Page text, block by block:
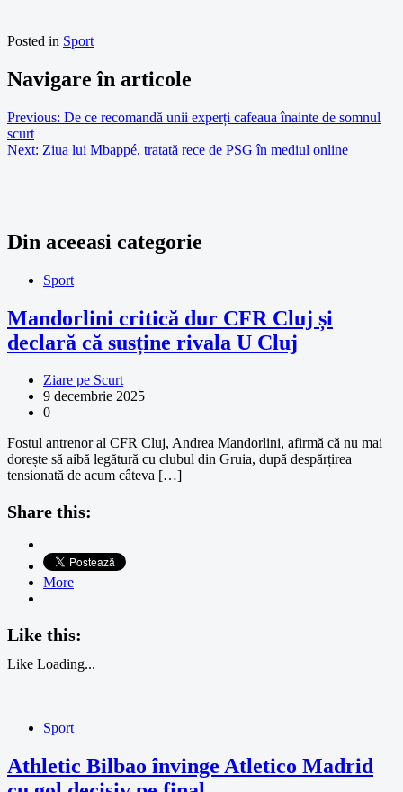
Posted in Sport
Navigare în articole
Previous: De ce recomandă unii experți cafeaua înainte de somnul
scurt
Next: Ziua lui Mbappé, tratată rece de PSG în mediul online
Din aceeasi categorie
Sport
Mandorlini critică dur CFR Cluj și
declară că susține rivala U Cluj
Ziare pe Scurt
9 decembrie 2025
0
Fostul antrenor al CFR Cluj, Andrea Mandorlini, afirmă că nu mai
dorește să aibă legătură cu clubul din Gruia, după despărțirea
tensionată de acum câteva […]
Share this:
More
Like this:
Like Loading...
Sport
Athletic Bilbao învinge Atletico Madrid